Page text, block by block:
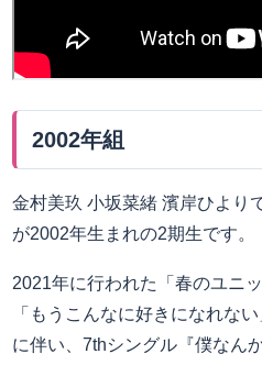
2002年組
金村美玖 小坂菜緒 濱岸ひより
が2002年生まれの2期生です。
2021年に行われた「春のユニ
「もうこんなに好きになれな
に伴い、7thシングル『僕なん